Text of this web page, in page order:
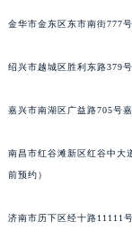
金华市金东区东市南街777
绍兴市越城区胜利东路379
嘉兴市南湖区广益路705号
南昌市红谷滩新区红谷中大
前预约）
济南市历下区经十路11111